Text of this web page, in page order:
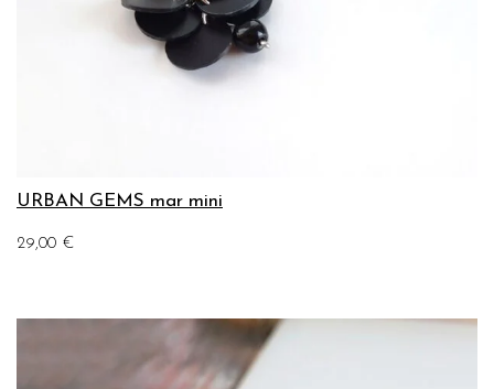
URBAN GEMS mar mini
29,00 €